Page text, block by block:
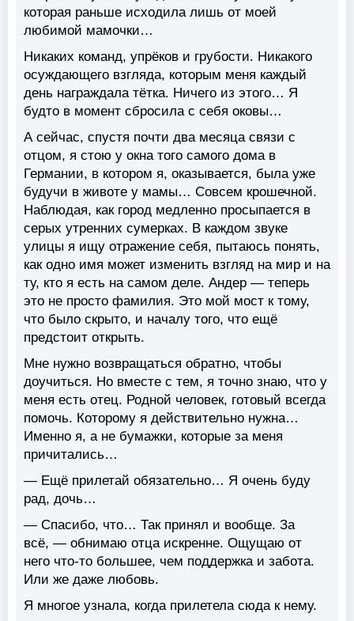
которая раньше исходила лишь от моей
любимой мамочки…
Никаких команд, упрёков и грубости. Никакого
осуждающего взгляда, которым меня каждый
день награждала тётка. Ничего из этого… Я
будто в момент сбросила с себя оковы…
А сейчас, спустя почти два месяца связи с
отцом, я стою у окна того самого дома в
Германии, в котором я, оказывается, была уже
будучи в животе у мамы… Совсем крошечной.
Наблюдая, как город медленно просыпается в
серых утренних сумерках. В каждом звуке
улицы я ищу отражение себя, пытаюсь понять,
как одно имя может изменить взгляд на мир и на
ту, кто я есть на самом деле. Андер — теперь
это не просто фамилия. Это мой мост к тому,
что было скрыто, и началу того, что ещё
предстоит открыть.
Мне нужно возвращаться обратно, чтобы
доучиться. Но вместе с тем, я точно знаю, что у
меня есть отец. Родной человек, готовый всегда
помочь. Которому я действительно нужна…
Именно я, а не бумажки, которые за меня
причитались…
— Ещё прилетай обязательно… Я очень буду
рад, дочь…
— Спасибо, что… Так принял и вообще. За
всё, — обнимаю отца искренне. Ощущаю от
него что-то большее, чем поддержка и забота.
Или же даже любовь.
Я многое узнала, когда прилетела сюда к нему.